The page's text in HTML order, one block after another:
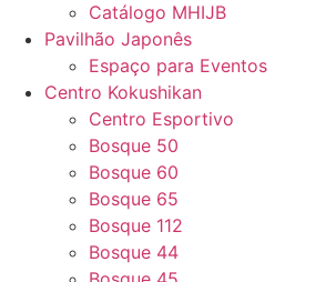
Catálogo MHIJB
Pavilhão Japonês
Espaço para Eventos
Centro Kokushikan
Centro Esportivo
Bosque 50
Bosque 60
Bosque 65
Bosque 112
Bosque 44